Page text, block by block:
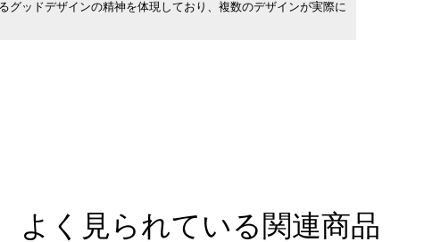
ッドデザインの精神を体現しており、複数のデザインが実際に
よく見られている関連商品